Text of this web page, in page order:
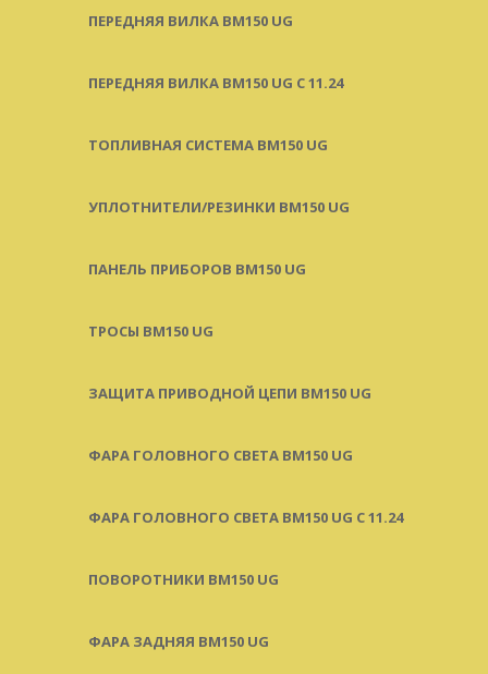
ПЕРЕДНЯЯ ВИЛКА BM150 UG
ПЕРЕДНЯЯ ВИЛКА BM150 UG С 11.24
ТОПЛИВНАЯ СИСТЕМА BM150 UG
УПЛОТНИТЕЛИ/РЕЗИНКИ BM150 UG
ПАНЕЛЬ ПРИБОРОВ BM150 UG
ТРОСЫ BM150 UG
ЗАЩИТА ПРИВОДНОЙ ЦЕПИ BM150 UG
ФАРА ГОЛОВНОГО СВЕТА BM150 UG
ФАРА ГОЛОВНОГО СВЕТА BM150 UG C 11.24
ПОВОРОТНИКИ BM150 UG
ФАРА ЗАДНЯЯ BM150 UG